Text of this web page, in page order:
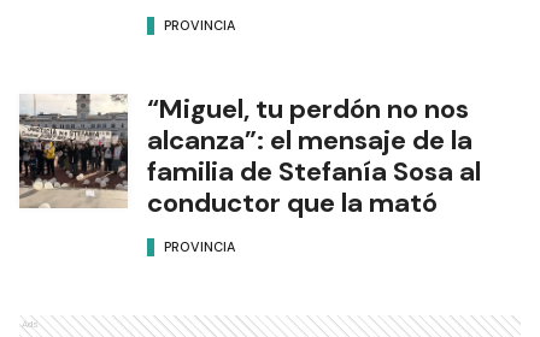
PROVINCIA
“Miguel, tu perdón no nos
alcanza”: el mensaje de la
familia de Stefanía Sosa al
conductor que la mató
PROVINCIA
Ads